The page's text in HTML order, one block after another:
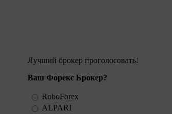
Лучший брокер проголосовать!
Ваш Форекс Брокер?
RoboForex
ALPARI